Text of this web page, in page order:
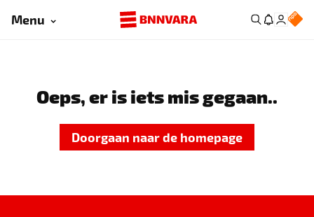
Menu
Oeps, er is iets mis gegaan..
Doorgaan naar de homepage